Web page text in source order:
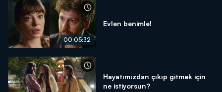
00:05:32
Evlen benimle!
Hayatımızdan çıkıp gitmek için
ne istiyorsun?